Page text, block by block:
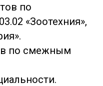
по
«Зоотехния»,
по смежным